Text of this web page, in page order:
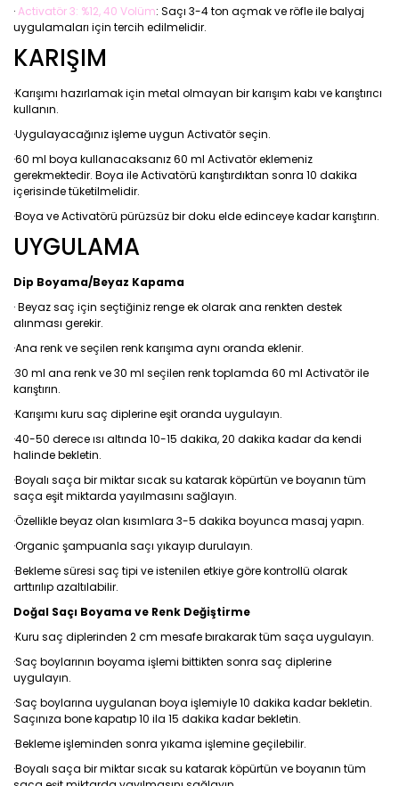
·Activatör 3: %12, 40 Volüm: Saçı 3-4 ton açmak ve röfle ile balyaj
uygulamaları için tercih edilmelidir.
KARIŞIM
·Karışımı hazırlamak için metal olmayan bir karışım kabı ve karıştırıcı
kullanın.
·Uygulayacağınız işleme uygun Activatör seçin.
·60 ml boya kullanacaksanız 60 ml Activatör eklemeniz
gerekmektedir. Boya ile Activatörü karıştırdıktan sonra 10 dakika
içerisinde tüketilmelidir.
·Boya ve Activatörü pürüzsüz bir doku elde edinceye kadar karıştırın.
UYGULAMA
Dip Boyama/Beyaz Kapama
· Beyaz saç için seçtiğiniz renge ek olarak ana renkten destek
alınması gerekir.
·Ana renk ve seçilen renk karışıma aynı oranda eklenir.
·30 ml ana renk ve 30 ml seçilen renk toplamda 60 ml Activatör ile
karıştırın.
·Karışımı kuru saç diplerine eşit oranda uygulayın.
·40-50 derece ısı altında 10-15 dakika, 20 dakika kadar da kendi
halinde bekletin.
·Boyalı saça bir miktar sıcak su katarak köpürtün ve boyanın tüm
saça eşit miktarda yayılmasını sağlayın.
·Özellikle beyaz olan kısımlara 3-5 dakika boyunca masaj yapın.
·Organic şampuanla saçı yıkayıp durulayın.
·Bekleme süresi saç tipi ve istenilen etkiye göre kontrollü olarak
arttırılıp azaltılabilir.
Doğal Saçı Boyama ve Renk Değiştirme
·Kuru saç diplerinden 2 cm mesafe bırakarak tüm saça uygulayın.
·Saç boylarının boyama işlemi bittikten sonra saç diplerine
uygulayın.
·Saç boylarına uygulanan boya işlemiyle 10 dakika kadar bekletin.
Saçınıza bone kapatıp 10 ila 15 dakika kadar bekletin.
·Bekleme işleminden sonra yıkama işlemine geçilebilir.
·Boyalı saça bir miktar sıcak su katarak köpürtün ve boyanın tüm